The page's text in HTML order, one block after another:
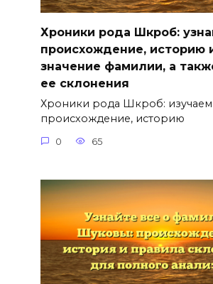
Хроники рода Шкроб:
происхождение, историю
значение фамилии, а
ее склонения
Хроники рода Шкроб: изучаем
происхождение, историю
0 65